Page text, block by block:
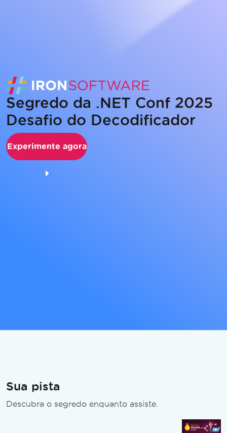
Segredo da .NET Conf 2025
Desafio do Decodificador
Experimente agora
Sua pista
Descubra o segredo enquanto assiste.